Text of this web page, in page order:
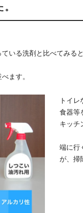
いる洗剤と比べてみる
ます。
トイ
食器等
キッチ
端に行
が、掃